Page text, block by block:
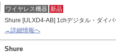
ワイヤレス機器 新品
Shure [ULXD4-AB] 1chデジタル・ダイ
→詳細情報へ
Shure